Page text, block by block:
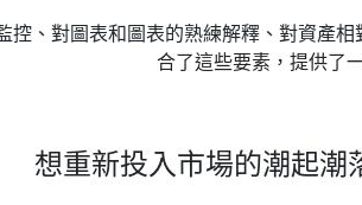
控、對圖表和圖表的熟練解釋、對資產
合了這些要素，提供了
想重新投入市場的潮起